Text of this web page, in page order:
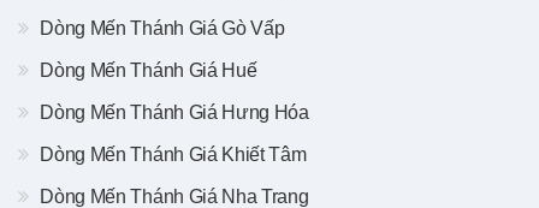
Dòng Mến Thánh Giá Gò Vấp
Dòng Mến Thánh Giá Huế
Dòng Mến Thánh Giá Hưng Hóa
Dòng Mến Thánh Giá Khiết Tâm
Dòng Mến Thánh Giá Nha Trang